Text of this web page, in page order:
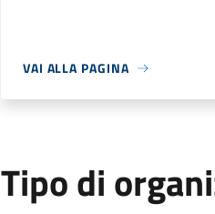
VAI ALLA PAGINA
Tipo di